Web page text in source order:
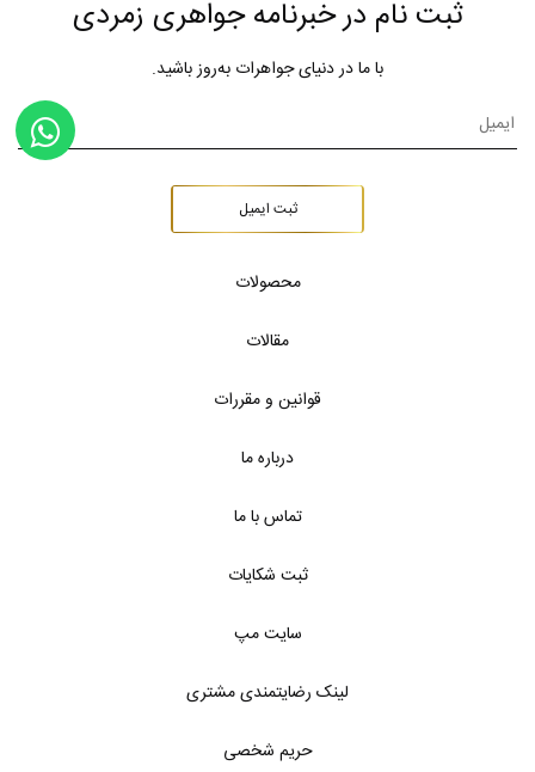
ثبت نام در خبرنامه جواهری زمردی
با ما در دنیای جواهرات به‌روز باشید.
ثبت ایمیل
محصولات
مقالات
قوانین و مقررات
درباره ما
تماس با ما
ثبت شکایات
سایت مپ
لینک رضایتمندی مشتری
حریم شخصی